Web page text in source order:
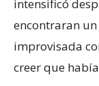
intensificó
encontraran
improvisada
creer que